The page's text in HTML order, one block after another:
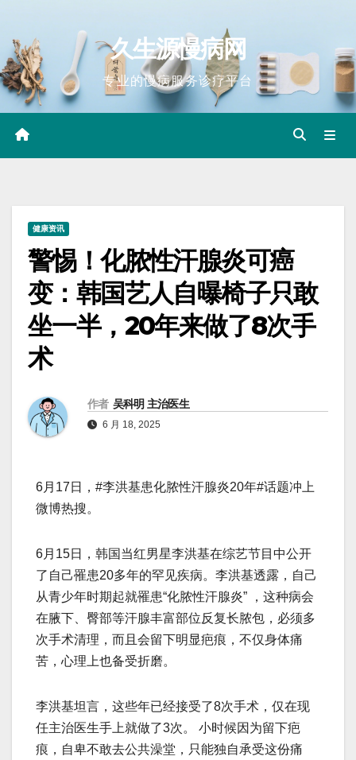
content
久生源慢病网
专业的慢病服务诊疗平台
健康资讯
警惕！化脓性汗腺炎可癌
变：韩国艺人自曝椅子只敢
坐一半，20年来做了8次手
术
作者 吴科明 主治医生
6 月 18, 2025
6月17日，#李洪基患化脓性汗腺炎20年#话题冲上
微博热搜。
6月15日，韩国当红男星李洪基在综艺节目中公开
了自己罹患20多年的罕见疾病。李洪基透露，自己
从青少年时期起就罹患“化脓性汗腺炎” ，这种病会
在腋下、臀部等汗腺丰富部位反复长脓包，必须多
次手术清理，而且会留下明显疤痕，不仅身体痛
苦，心理上也备受折磨。
李洪基坦言，这些年已经接受了8次手术，仅在现
任主治医生手上就做了3次。 小时候因为留下疤
痕，自卑不敢去公共澡堂，只能独自承受这份痛